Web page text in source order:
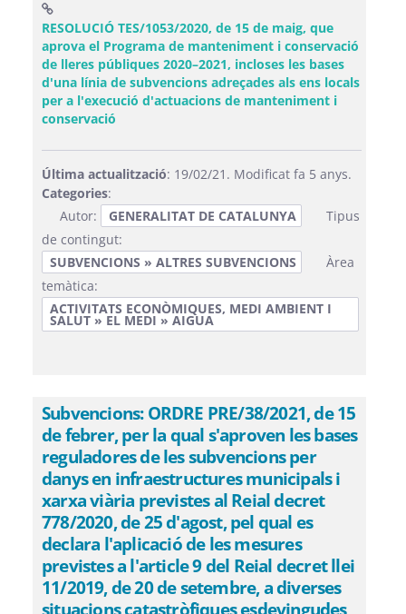
RESOLUCIÓ TES/1053/2020, de 15 de maig, que
aprova el Programa de manteniment i conservació
de lleres públiques 2020–2021, incloses les bases
d'una línia de subvencions adreçades als ens locals
per a l'execució d'actuacions de manteniment i
conservació
Última actualització: 19/02/21. Modificat fa 5 anys.
Categories:
Autor:
GENERALITAT DE CATALUNYA
Tipus
de contingut:
SUBVENCIONS » ALTRES SUBVENCIONS
Àrea
temàtica:
ACTIVITATS ECONÒMIQUES, MEDI AMBIENT I
SALUT » EL MEDI » AIGUA
Subvencions: ORDRE PRE/38/2021, de 15
de febrer, per la qual s'aproven les bases
reguladores de les subvencions per
danys en infraestructures municipals i
xarxa viària previstes al Reial decret
778/2020, de 25 d'agost, pel qual es
declara l'aplicació de les mesures
previstes a l'article 9 del Reial decret llei
11/2019, de 20 de setembre, a diverses
situacions catastròfiques esdevingudes